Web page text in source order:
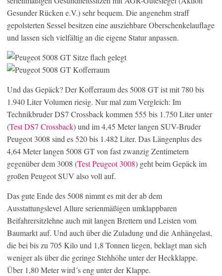
Gesunder Rücken e.V.) sehr bequem. Die angenehm straff
gepolsterten Sessel besitzen eine ausziehbare Oberschenkelauflage
und lassen sich vielfältig an die eigene Statur anpassen.
Und das Gepäck? Der Kofferraum des 5008 GT ist mit 780 bis
1.940 Liter Volumen riesig. Nur mal zum Vergleich: Im
Technikbruder DS7 Crossback kommen 555 bis 1.750 Liter unter
(Test DS7 Crossback) und im 4,45 Meter langen SUV-Bruder
Peugeot 3008 sind es 520 bis 1.482 Liter. Das Längenplus des
4,64 Meter langen 5008 GT von fast zwanzig Zentimetern
gegenüber dem 3008 (Test Peugeot 3008) geht beim Gepäck im
großen Peugeot SUV also voll auf.
Das gute Ende des 5008 nimmt es mit der ab dem
Ausstattungslevel Allure serienmäßigen umklappbaren
Beifahrersitzlehne auch mit langen Brettern und Leisten vom
Baumarkt auf. Und auch über die Zuladung und die Anhängelast,
die bei bis zu 705 Kilo und 1,8 Tonnen liegen, beklagt man sich
weniger als über die geringe Stehhöhe unter der Heckklappe.
Über 1,80 Meter wird´s eng unter der Klappe.